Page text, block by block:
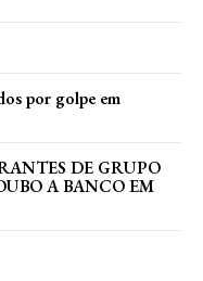
por golpe em
DE GRUPO
A BANCO EM